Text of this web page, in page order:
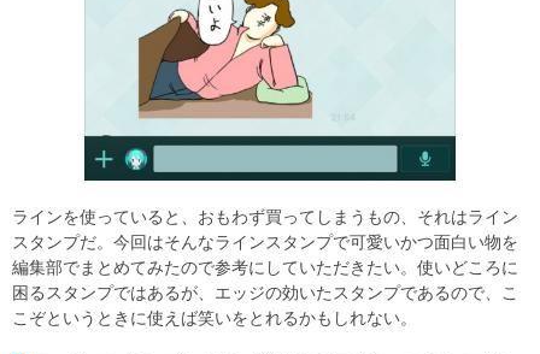
ラインを使っていると、おもわず買ってしまうもの、それはライン
スタンプだ。今回はそんなラインスタンプで可愛いかつ面白い物を
編集部でまとめてみたので参考にしていただきたい。使いどころに
困るスタンプではあるが、エッジの効いたスタンプであるので、こ
こぞというときに使えば笑いをとれるかもしれない。